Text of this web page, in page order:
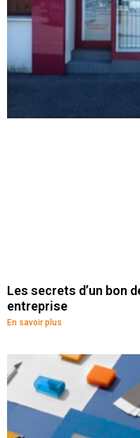
Les secrets d’un bon
entreprise
En savoir plus